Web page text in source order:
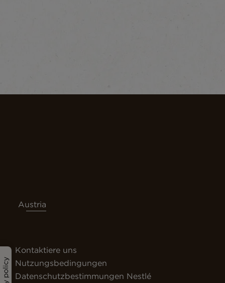
Austria
Kontaktiere uns
Nutzungsbedingungen
Datenschutzbestimmungen Nestlé